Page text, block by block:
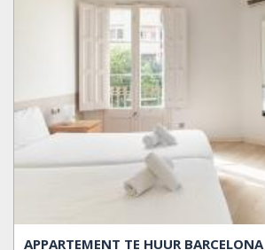
APPARTEMENT TE HUUR BARCELONA